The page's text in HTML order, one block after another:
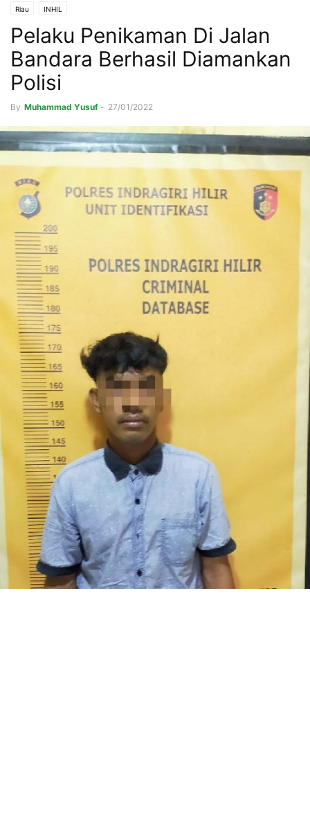
Riau INHIL
Pelaku Penikaman Di Jalan
Bandara Berhasil Diamankan
Polisi
By Muhammad Yusuf - 27/01/2022